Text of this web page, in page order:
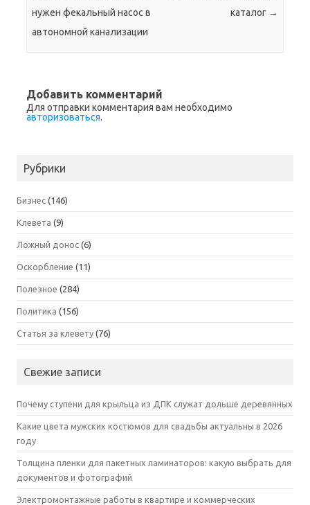
нужен фекальный насос в
автономной канализации
каталог →
Добавить комментарий
Для отправки комментария вам необходимо
авторизоваться.
Рубрики
Бизнес (146)
Клевета (9)
Ложный донос (6)
Оскорбление (11)
Полезное (284)
Политика (156)
Статья за клевету (76)
Свежие записи
Почему ступени для крыльца из ДПК служат дольше деревянных
Какие цвета мужских костюмов для свадьбы актуальны в 2026
году
Толщина пленки для пакетных ламинаторов: какую выбрать для
документов и фотографий
Электромонтажные работы в квартире и коммерческих